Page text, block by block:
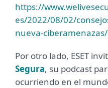
https://
es/2022/08/02/
nueva-ciberamenazas/
Por otro lado, ESET
Segura, su podcast
ocurriendo en el